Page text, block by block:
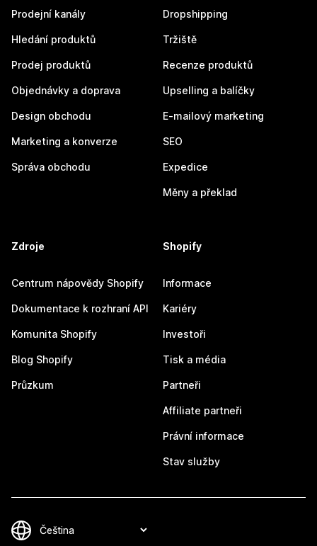
Prodejní kanály
Hledání produktů
Prodej produktů
Objednávky a doprava
Design obchodu
Marketing a konverze
Správa obchodu
Dropshipping
Tržiště
Recenze produktů
Upselling a balíčky
E-mailový marketing
SEO
Expedice
Měny a překlad
Zdroje
Centrum nápovědy Shopify
Dokumentace k rozhraní API
Komunita Shopify
Blog Shopify
Průzkum
Shopify
Informace
Kariéry
Investoři
Tisk a média
Partneři
Affiliate partneři
Právní informace
Stav služby